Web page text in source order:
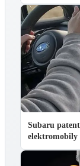
Subaru
elektromobily